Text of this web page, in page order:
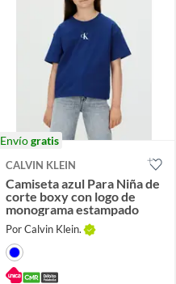
Envíogratis
CALVIN KLEIN
Camiseta azul Para Niña de
corte boxy con logo de
monograma estampado
Por Calvin Klein.